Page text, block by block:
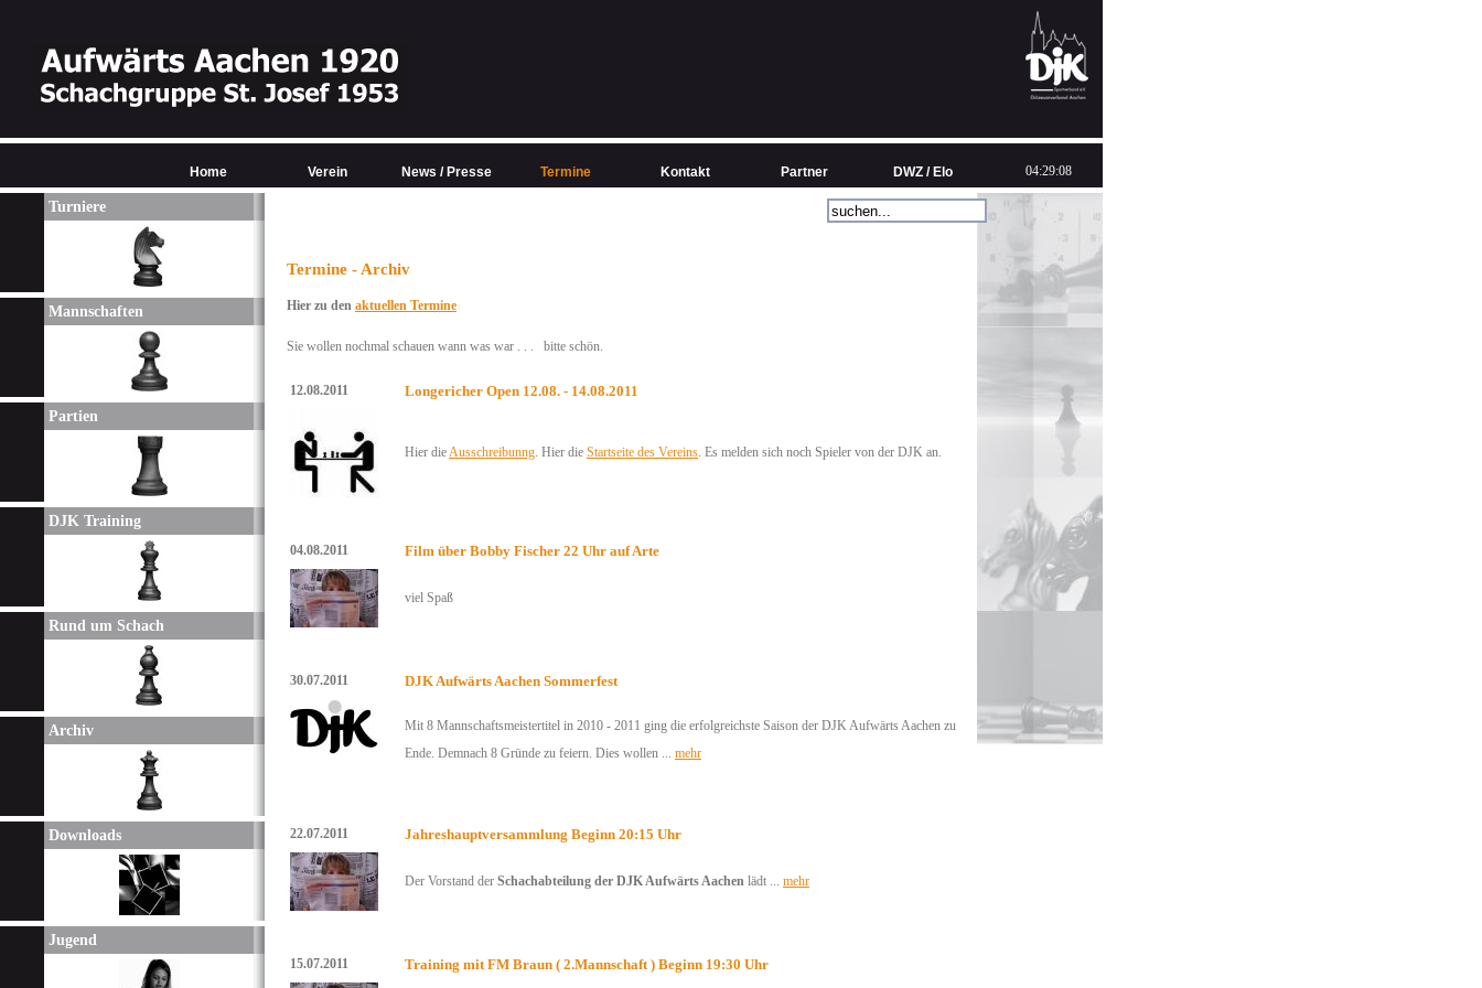
Turniere
Mannschaften
Partien
DJK Training
Rund um Schach
Archiv
Downloads
Jugend
Termine - Archiv
Hier zu den aktuellen Termine
Sie wollen nochmal schauen wann was war . . . bitte schön.
12.08.2011 Longericher Open 12.08. - 14.08.2011
Hier dieAusschreibunng. Hier die Startseite des Vereins. Es melden sich noch Spieler von der DJK an.
04.08.2011 Film über Bobby Fischer 22 Uhr auf Arte
viel Spaß
30.07.2011 DJK Aufwärts Aachen Sommerfest
Mit 8 Mannschaftsmeistertitel in 2010 - 2011 ging die erfolgreichste Saison der DJK Aufwärts Aachen zu
Ende. Demnach 8 Gründe zu feiern. Dies wollen ... mehr
22.07.2011 Jahreshauptversammlung Beginn 20:15 Uhr
Der Vorstand der Schachabteilung der DJK Aufwärts Aachen lädt ... mehr
15.07.2011 Training mit FM Braun ( 2.Mannschaft ) Beginn 19:30 Uhr
Home Verein News / Presse Termine Kontakt Partner DWZ / Elo 04:29:08